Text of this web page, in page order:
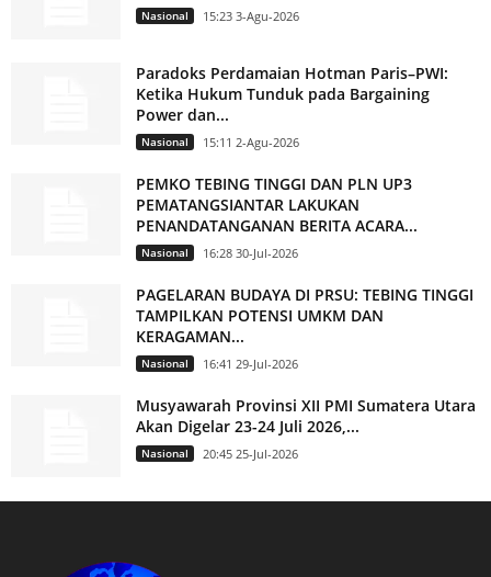
Nasional 15:23 3-Agu-2026
Paradoks Perdamaian Hotman Paris–PWI:
Ketika Hukum Tunduk pada Bargaining
Power dan...
Nasional 15:11 2-Agu-2026
PEMKO TEBING TINGGI DAN PLN UP3
PEMATANGSIANTAR LAKUKAN
PENANDATANGANAN BERITA ACARA...
Nasional 16:28 30-Jul-2026
PAGELARAN BUDAYA DI PRSU: TEBING TINGGI
TAMPILKAN POTENSI UMKM DAN
KERAGAMAN...
Nasional 16:41 29-Jul-2026
Musyawarah Provinsi XII PMI Sumatera Utara
Akan Digelar 23-24 Juli 2026,...
Nasional 20:45 25-Jul-2026